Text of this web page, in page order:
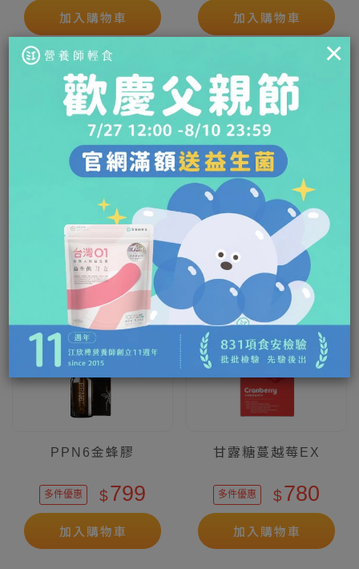
加入購物車 加入購物車
NMN酵母賦活膠囊升級
多件優惠 1,280
加入購物車
國民速酵錠
$ 980
加入購物車
PPN6金蜂膠
多件優惠 $799
加入購物車
甘露糖蔓越莓EX
多件優惠 $780
加入購物車
×